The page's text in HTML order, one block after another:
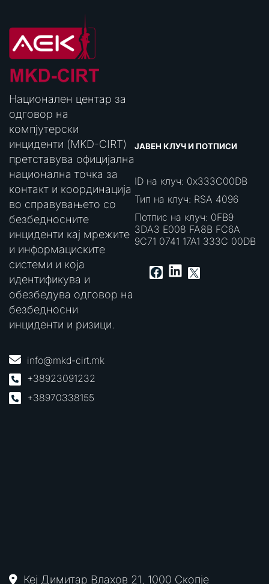
Национален центар за
одговор на
компјутерски
инциденти (MKD-CIRT)
претставува официјална
национална точка за
контакт и координација
во справувањето со
безбедносните
инциденти кај мрежите
и информациските
системи и која
идентификува и
обезбедува одговор на
безбедносни
инциденти и ризици.
info@mkd-cirt.mk
+38923091232
+38970338155
ЈАВЕН КЛУЧ И ПОТПИСИ
ID на клуч: 0x333C00DB
Тип на клуч: RSA 4096
Потпис на клуч: 0FB9
3DA3 E008 FA8B FC6A
9C71 0741 17A1 333C 00DB
Facebook
LinkedIn
X
Кеј Димитар Влахов 21, 1000 Скопје